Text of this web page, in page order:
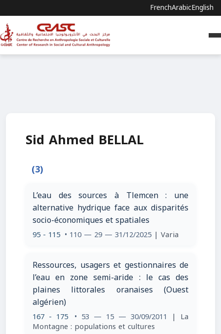
FrenchArabicEnglish
Sid Ahmed BELLAL
(3)
L’eau des sources à Tlemcen : une
alternative hydrique face aux disparités
socio-économiques et spatiales
95 - 115 • 110 — 29 — 31/12/2025 | Varia
Ressources, usagers et gestionnaires de
l’eau en zone semi-aride : le cas des
plaines littorales oranaises (Ouest
algérien)
167 - 175 • 53 — 15 — 30/09/2011 | La
Montagne : populations et cultures